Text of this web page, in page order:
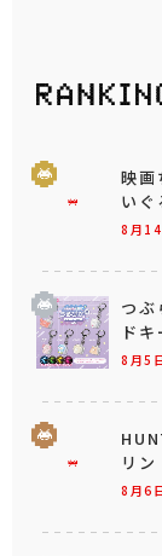
8月14
映画
いぐ
8月5
つぶ
ド
8月6
リン